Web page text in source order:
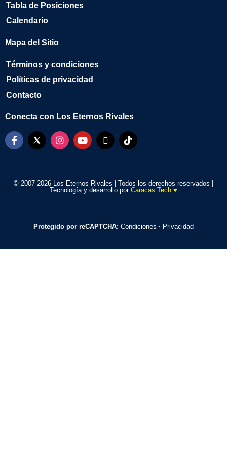
Tabla de Posiciones
Calendario
Mapa del Sitio
Términos y condiciones
Políticas de privacidad
Contacto
Conecta con Los Eternos Rivales
© 2007-2026 Los Eternos Rivales | Todos los derechos reservados |
Tecnología y desarrollo por Caracas Tech ♥️
Protegido por reCAPTCHA: Condiciones · Privacidad